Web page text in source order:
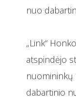
nuo
„Link“
atspindėjo
nuomininkų
dabartinio